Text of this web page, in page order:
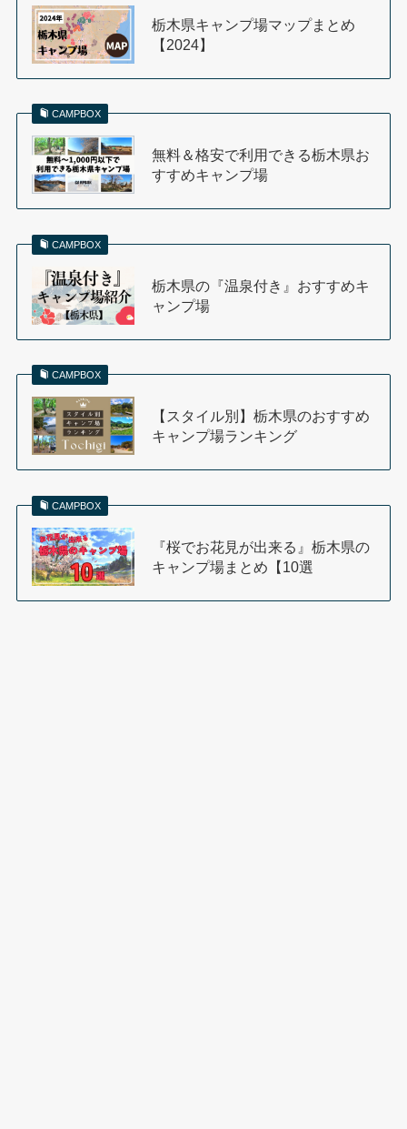
栃木県キャンプ場マップまとめ
【2024】
CAMPBOX
無料＆格安で利用できる栃木県お
すすめキャンプ場
CAMPBOX
栃木県の『温泉付き』おすすめキ
ャンプ場
CAMPBOX
【スタイル別】栃木県のおすすめ
キャンプ場ランキング
CAMPBOX
『桜でお花見が出来る』栃木県の
キャンプ場まとめ【10選